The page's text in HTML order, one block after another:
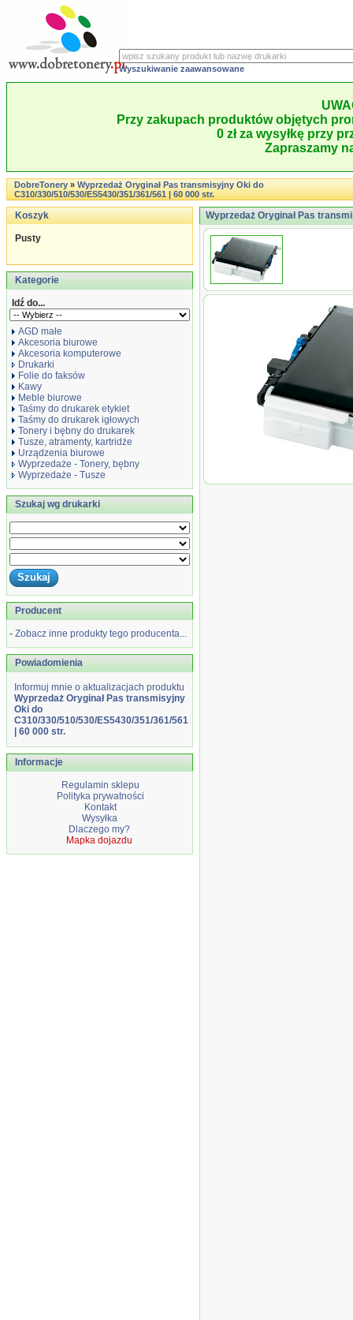
Wyszukiwanie zaawansowane
Przy zakupach produktów objętych
0 zł za wysyłkę przy
Zapraszamy
DobreTonery»Wyprzedaż Oryginał Pas transmisyjny Oki do
C310/330/510/530/ES5430/351/361/561 | 60 000 str.
Koszyk
Pusty
Kategorie
Idź do...
AGD małe
Akcesoria biurowe
Akcesoria komputerowe
Drukarki
Folie do faksów
Kawy
Meble biurowe
Taśmy do drukarek etykiet
Taśmy do drukarek igłowych
Tonery i bębny do drukarek
Tusze, atramenty, kartridże
Urządzenia biurowe
Wyprzedaże - Tonery, bębny
Wyprzedaże - Tusze
Szukaj wg drukarki
Producent
- Zobacz inne produkty tego producenta...
Powiadomienia
Informuj mnie o aktualizacjach produktu
Wyprzedaż Oryginał Pas transmisyjny
Oki do
C310/330/510/530/ES5430/351/361/561
| 60 000 str.
Informacje
Regulamin sklepu
Polityka prywatności
Kontakt
Wysyłka
Dlaczego my?
Mapka dojazdu
Wyprzedaż Oryginał Pas
Wyprzedaż Oryginał